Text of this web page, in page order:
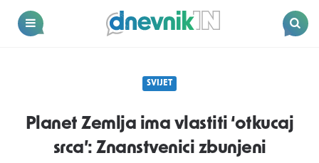
Dnevnik.in
SVIJET
Planet Zemlja ima vlastiti ‘otkucaj
srca’: Znanstvenici zbunjeni